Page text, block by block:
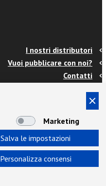
I nostri distributori
Vuoi pubblicare con noi?
Contatti
Termini e condizioni
Privacy
Area Docenti
Newsletter
Marketing
Salva le impostazioni
Personalizza consensi